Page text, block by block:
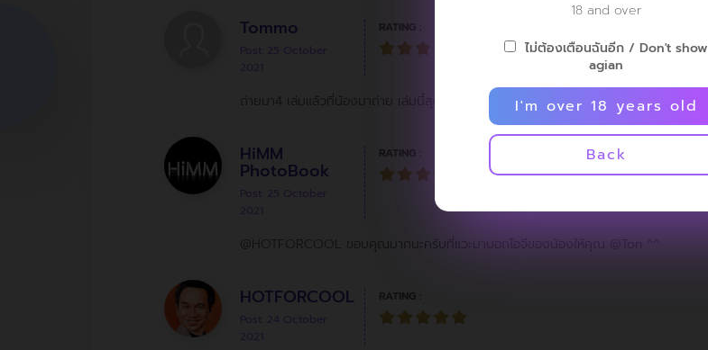
Tommo RATING :
ถ่ายมา4 เล่มแล้วที่น้องมาถ่าย เล่มนี้สุดๆ เปิดทุกอย่างชัด แถมเสร็จให้ดู
HiMM
PhotoBook
RATING :
@HOTFORCOOL ขอบคุณมากนะครับที่แวะมาบอกไอจีของน้องให้คุณ @Ton ^^
HOTFORCOOL RATING :
18 and over
ไม่ต้องเตือนฉันอีก / Don't show
agian
I'm over 18 years old
Back